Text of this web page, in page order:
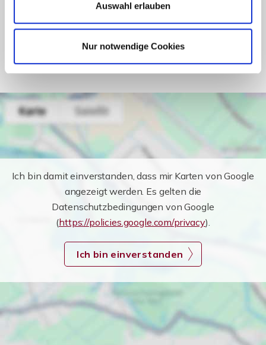
Auswahl erlauben
Nur notwendige Cookies
Energieausweis Gebäudeart
Heizung
Zentralheizung
Öl
Ich bin damit einverstanden, dass mir Karten von Google
angezeigt werden. Es gelten die
Datenschutzbedingungen von Google
(https://policies.google.com/privacy).
Ich bin einverstanden